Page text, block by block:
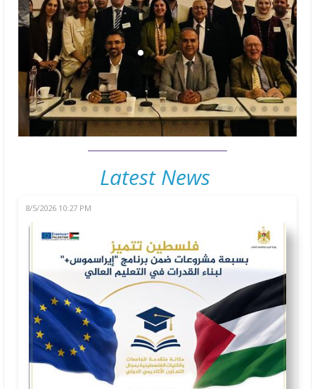
Latest News
8/5/2026 10:27 PM